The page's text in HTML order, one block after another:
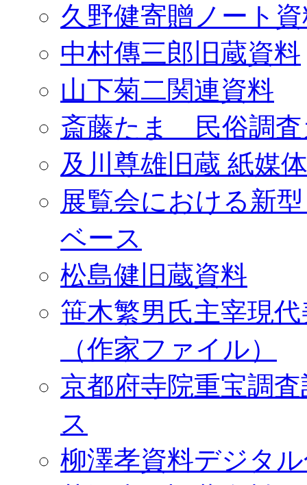
久野健寄贈ノート
中村傳三郎旧蔵資料
山下菊二関連資料
斎藤たま 民俗調査
及川尊雄旧蔵 紙媒
展覧会における新
ベース
松島健旧蔵資料
笹木繁男氏主宰現
（作家ファイル）
京都府寺院重宝調
ス
柳澤孝資料デジタ